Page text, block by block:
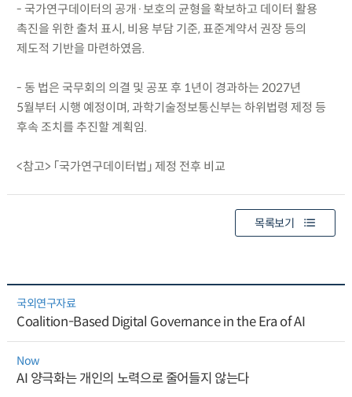
- 국가연구데이터의 공개·보호의 균형을 확보하고 데이터 활용
촉진을 위한 출처 표시, 비용 부담 기준, 표준계약서 권장 등의
제도적 기반을 마련하였음.
- 동 법은 국무회의 의결 및 공포 후 1년이 경과하는 2027년
5월부터 시행 예정이며, 과학기술정보통신부는 하위법령 제정 등
후속 조치를 추진할 계획임.
<참고> 「국가연구데이터법」 제정 전후 비교
목록보기
국외연구자료
Coalition-Based Digital Governance in the Era of AI
Now
AI 양극화는 개인의 노력으로 줄어들지 않는다